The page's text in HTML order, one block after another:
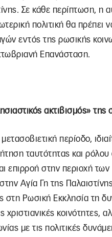
Σε κάθε περίπτωση, η
πολιτική θα πρέπει
εντός της ρωσικής
Επανάσταση.
ακτιβισμός» της
περίοδο,
ταυτότητας και
επιρροή στην περιοχή
Αγία Γη της
στη Ρωσική Εκκλησία τη
χριστιανικές κοινότητες,
με τις πολιτικές